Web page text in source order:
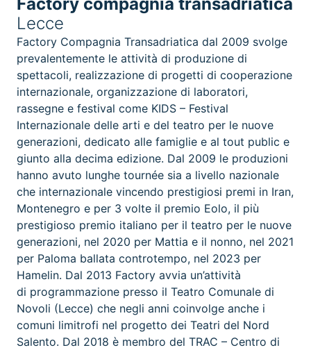
Lecce
Factory Compagnia Transadriatica dal 2009 svolge
prevalentemente le attività di produzione di
spettacoli, realizzazione di progetti di cooperazione
internazionale, organizzazione di laboratori,
rassegne e festival come KIDS – Festival
Internazionale delle arti e del teatro per le nuove
generazioni, dedicato alle famiglie e al tout public e
giunto alla decima edizione. Dal 2009 le produzioni
hanno avuto lunghe tournée sia a livello nazionale
che internazionale vincendo prestigiosi premi in Iran,
Montenegro e per 3 volte il premio Eolo, il più
prestigioso premio italiano per il teatro per le nuove
generazioni, nel 2020 per Mattia e il nonno, nel 2021
per Paloma ballata controtempo, nel 2023 per
Hamelin. Dal 2013 Factory avvia un’attività
di programmazione presso il Teatro Comunale di
Novoli (Lecce) che negli anni coinvolge anche i
comuni limitrofi nel progetto dei Teatri del Nord
Salento. Dal 2018 è membro del TRAC – Centro di